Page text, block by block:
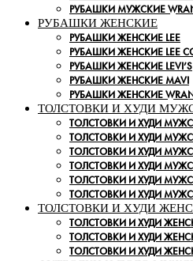
РУБАШКИ МУЖСКИЕ
РУБАШКИ ЖЕНСКИЕ
РУБАШКИ ЖЕНСКИЕ LEE
РУБАШКИ ЖЕНСКИЕ LEE
РУБАШКИ ЖЕНСКИЕ LEVI’S
РУБАШКИ ЖЕНСКИЕ MAVI
РУБАШКИ ЖЕНСКИЕ
ТОЛСТОВКИ И ХУДИ
ТОЛСТОВКИ И ХУДИ
ТОЛСТОВКИ И ХУДИ
ТОЛСТОВКИ И ХУДИ
ТОЛСТОВКИ И ХУДИ
ТОЛСТОВКИ И ХУДИ
ТОЛСТОВКИ И ХУДИ
ТОЛСТОВКИ И ХУДИ
ТОЛСТОВКИ И ХУДИ
ТОЛСТОВКИ И ХУДИ
ТОЛСТОВКИ И ХУДИ